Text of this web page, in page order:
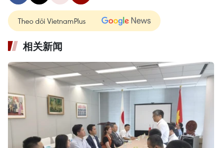
Theo dõi VietnamPlus
相关新闻